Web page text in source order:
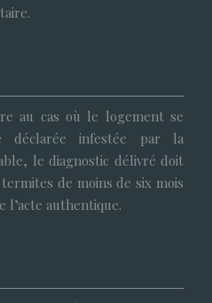
au cas où le logement se
déclarée infestée par la
le diagnostic délivré doit
de moins de six mois
l’acte authentique.